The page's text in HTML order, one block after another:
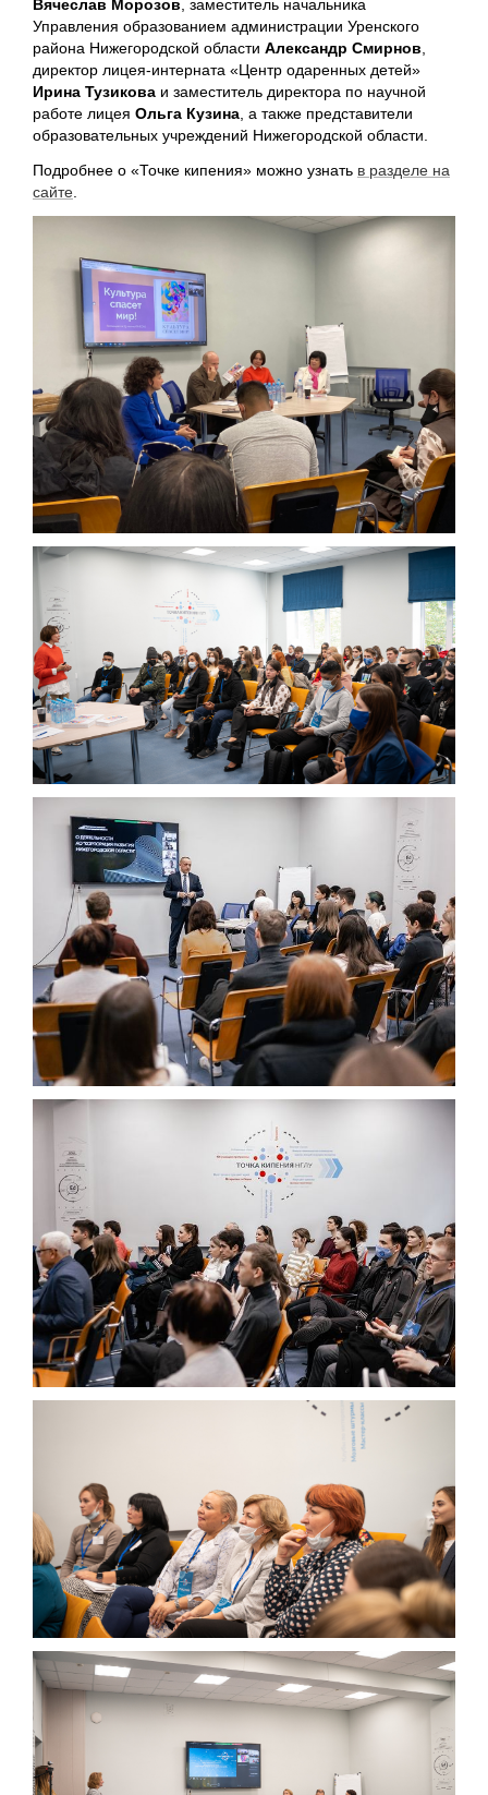
Вячеслав Морозов , заместитель начальника
Управления образованием администрации Уренского
района Нижегородской области Александр Смирнов
директор лицея-интерната «Центр одаренных детей»
Ирина Тузикова и заместитель директора по научной
работе лицея Ольга Кузина , а также представители
образовательных учреждений Нижегородской области.
Подробнее о «Точке кипения» можно узнать в разделе на
сайте